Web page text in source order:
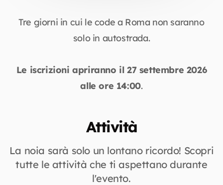
Tre giorni in cui le code a Roma non saranno
solo in autostrada.
Le iscrizioni apriranno il 27 settembre 2026
alle ore 14:00.
Attività
La noia sarà solo un lontano ricordo! Scopri
tutte le attività che ti aspettano durante
l'evento.